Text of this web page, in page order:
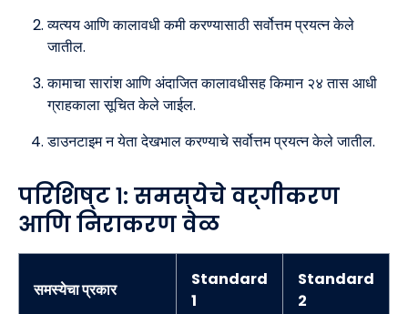
व्यत्यय आणि कालावधी कमी करण्यासाठी सर्वोत्तम प्रयत्न केले
जातील.
कामाचा सारांश आणि अंदाजित कालावधीसह किमान २४ तास आधी
ग्राहकाला सूचित केले जाईल.
डाउनटाइम न येता देखभाल करण्याचे सर्वोत्तम प्रयत्न केले जातील.
परिशिष्ट १: समस्येचे वर्गीकरण
आणि निराकरण वेळ
समस्येचा प्रकार
Standard
१
Standard
२